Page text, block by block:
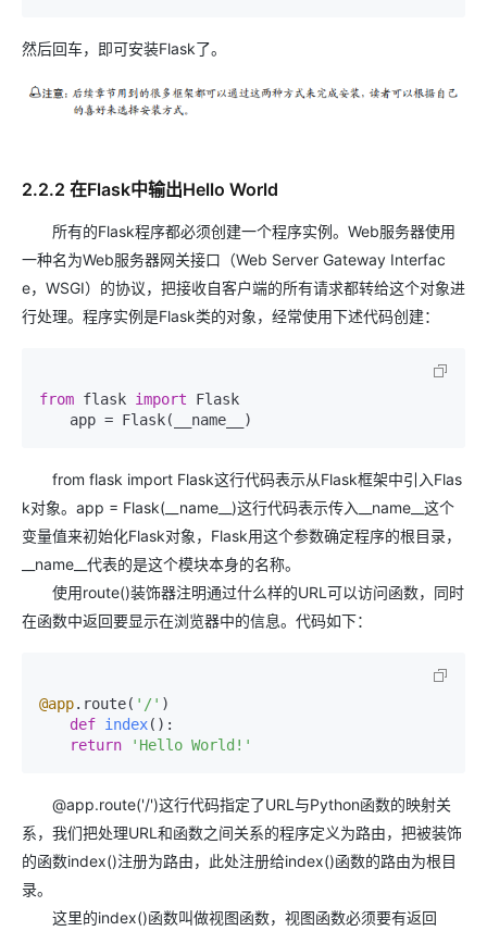
然后回车，即可安装Flask了。
2.2.2 在Flask中输出Hello World
所有的Flask程序都必须创建一个程序实例。Web服务器使用
一种名为Web服务器网关接口（Web Server Gateway Interfac
e，WSGI）的协议，把接收自客户端的所有请求都转给这个对象进
行处理。程序实例是Flask类的对象，经常使用下述代码创建：
from flask import Flask
app = Flask(__name__)
from flask import Flask这行代码表示从Flask框架中引入Flas
k对象。app = Flask(__name__)这行代码表示传入__name__这个
变量值来初始化Flask对象，Flask用这个参数确定程序的根目录，
__name__代表的是这个模块本身的名称。
使用route()装饰器注明通过什么样的URL可以访问函数，同时
在函数中返回要显示在浏览器中的信息。代码如下：
@app.route( '/' )
def index():
return
'Hello World!'
@app.route('/')这行代码指定了URL与Python函数的映射关
系，我们把处理URL和函数之间关系的程序定义为路由，把被装饰
的函数index()注册为路由，此处注册给index()函数的路由为根目
录。
这里的index()函数叫做视图函数，视图函数必须要有返回